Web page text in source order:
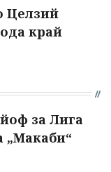
Целзий
край
за Лига
„Макаби“